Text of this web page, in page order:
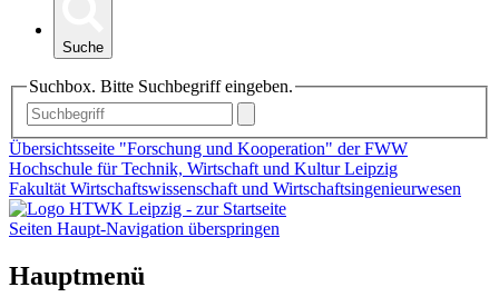
Suche
Suchbox. Bitte Suchbegriff eingeben.
Übersichtsseite "Forschung und Kooperation" der FWW
Hochschule für Technik, Wirtschaft und Kultur Leipzig
Fakultät Wirtschaftswissenschaft und Wirtschaftsingenieurwesen
Seiten Haupt-Navigation überspringen
Hauptmenü